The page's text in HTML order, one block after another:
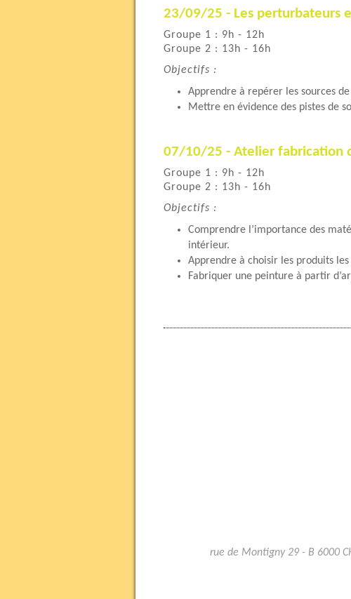
23/09/25 - Les perturbateurs
Groupe 1 : 9h - 12h
Groupe 2 : 13h - 16h
Objectifs :
Apprendre à repérer les sources
Mettre en évidence des pistes de
07/10/25 - Atelier fabrication
Groupe 1 : 9h - 12h
Groupe 2 : 13h - 16h
Objectifs :
Comprendre l’importance des
intérieur.
Apprendre à choisir les produits
Fabriquer une peinture à partir
rue de Montigny 29 - B 6000